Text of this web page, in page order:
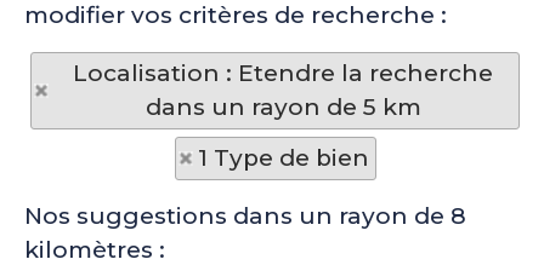
modifier vos critères de recherche :
Localisation : Etendre la recherche
dans un rayon de 5 km
1 Type de bien
Nos suggestions dans un rayon de 8
kilomètres :